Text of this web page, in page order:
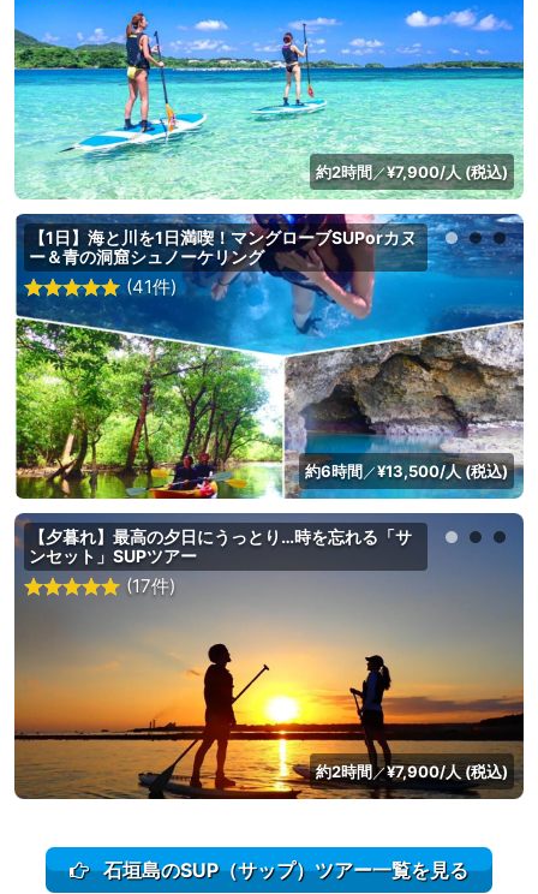
約2時間／¥7,900/人 (税込)
【1日】海と川を1日満喫！マングローブSUPorカヌ
ー＆青の洞窟シュノーケリング
(41件)
約6時間／¥13,500/人 (税込)
【夕暮れ】最高の夕日にうっとり…時を忘れる「サ
ンセット」SUPツアー
(17件)
約2時間 ／¥7,900/人 (税込)
石垣島のSUP（サップ）ツアー一覧を見る